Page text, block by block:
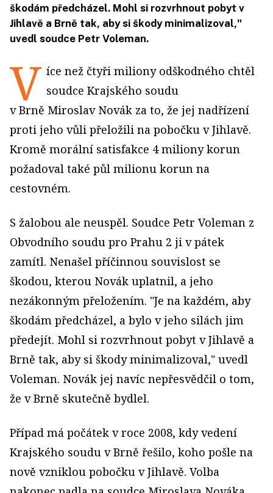
škodám předcházel. Mohl si rozvrhnout pobyt v
Jihlavě a Brně tak, aby si škody minimalizoval,"
uvedl soudce Petr Voleman.
V íce než čtyři miliony odškodného chtěl
soudce Krajského soudu
v Brně Miroslav Novák za to, že jej nadřízení
proti jeho vůli přeložili na pobočku v Jihlavě.
Kromě morální satisfakce 4 miliony korun
požadoval také půl milionu korun na
cestovném.
S žalobou ale neuspěl. Soudce Petr Voleman z
Obvodního soudu pro Prahu 2 ji v pátek
zamítl. Nenašel příčinnou souvislost se
škodou, kterou Novák uplatnil, a jeho
nezákonným přeložením. "Je na každém, aby
škodám předcházel, a bylo v jeho silách jim
předejít. Mohl si rozvrhnout pobyt v Jihlavě a
Brně tak, aby si škody minimalizoval," uvedl
Voleman. Novák jej navíc nepřesvědčil o tom,
že v Brně skutečně bydlel.
Případ má počátek v roce 2008, kdy vedení
Krajského soudu v Brně řešilo, koho pošle na
nově vzniklou pobočku v Jihlavě. Volba